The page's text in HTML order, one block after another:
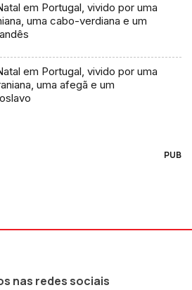
em Portugal, vivido por uma
uma cabo-verdiana e um
em Portugal, vivido por uma
uma afegã e um
PUB
nas redes sociais